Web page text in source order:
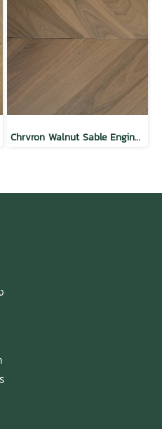
Chrvron Walnut Sable Engineered Floor